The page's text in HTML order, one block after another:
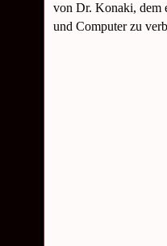
von Dr. Konaki, dem
und Computer zu